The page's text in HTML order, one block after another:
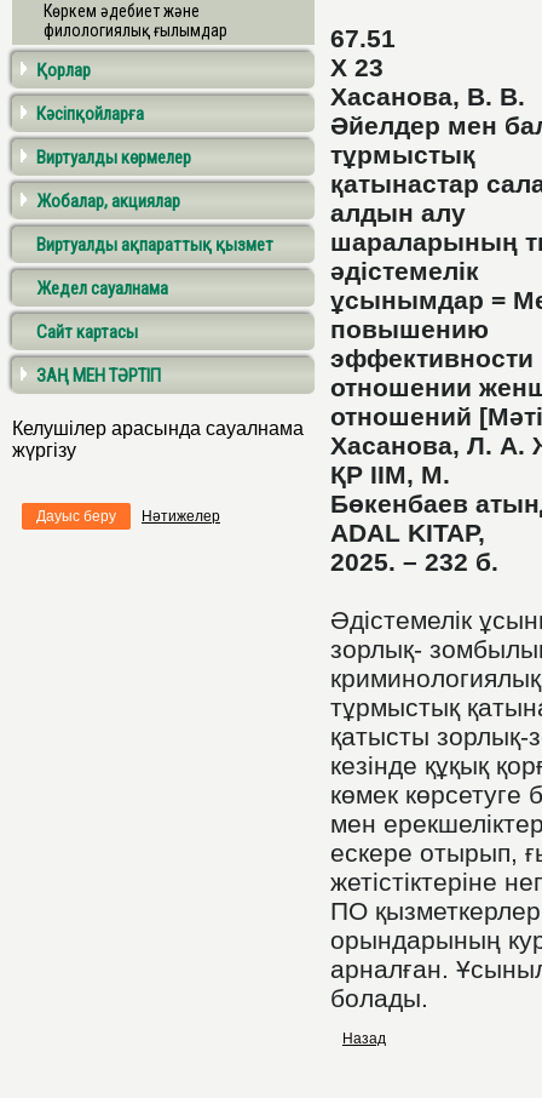
Көркем әдебиет және
филологиялық ғылымдар
Қорлар
Кәсіпқойларға
Виртуалды көрмелер
Жобалар, акциялар
Виртуалды ақпараттық қызмет
Жедел сауалнама
Сайт картасы
ЗАҢ МЕН ТӘРТІП
Келушілер арасында сауалнама
жүргізу
Дауыс беру Нәтижелер
67.51
Х 23
Хасанова, В. В.
Әйелдер мен
тұрмыстық
қатынастар
алдын алу
шараларының
әдістемелік
ұсынымдар =
повышению
эффективности
отношении
отношений
Хасанова, Л. А.
ҚР ІІМ, М.
Бөкенбаев
ADAL KITAP,
2025. – 232 б.
Әдістемелік
зорлық-
тұрмыстық
қатысты
кезінде құқық
көмек көрсетуге
мен
ескере отырып,
жетістіктеріне
ПО
орындарының
арналған.
болады.
Назад